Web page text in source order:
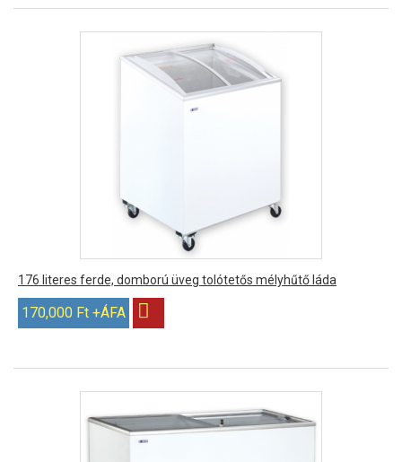
176 literes ferde, domború üveg tolótetős mélyhűtő láda
170,000 Ft +ÁFA